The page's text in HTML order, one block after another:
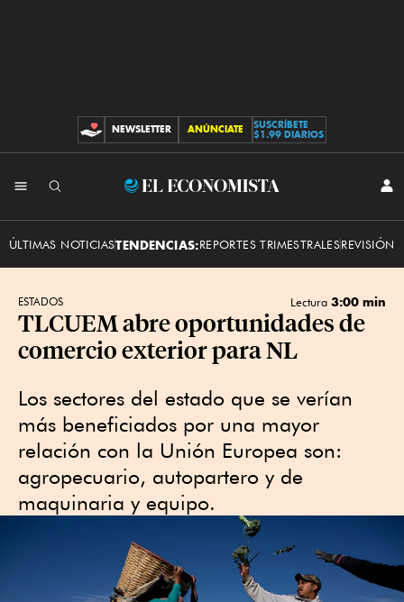
CONTRIBUCIONES
NEWSLETTER ANÚNCIATE
SUSCRÍBETE
$1.99 DIARIOS
El
ÚLTIMAS NOTICIASTENDENCIAS:REPORTES TRIMESTRALESREVISIÓN
ESTADOS Lectura 3:00 min
TLCUEM abre oportunidades de
comercio exterior para NL
Los sectores del estado que se verían
más beneficiados por una mayor
relación con la Unión Europea son:
agropecuario, autopartero y de
maquinaria y equipo.